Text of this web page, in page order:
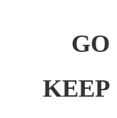
GO
KEEP